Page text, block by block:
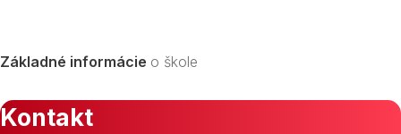
Základné informácie o škole
Kontakt